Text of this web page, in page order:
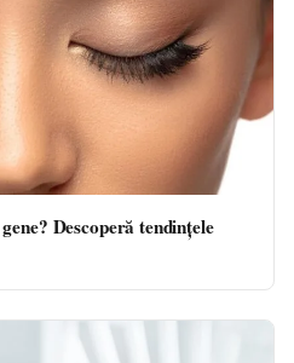
Descoperă tendințele